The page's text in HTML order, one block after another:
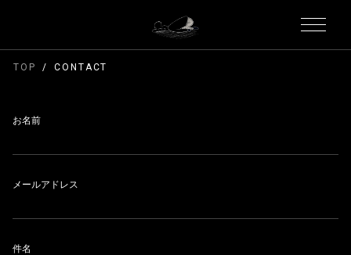
TOP CONTACT
お名前
メールアドレス
件名